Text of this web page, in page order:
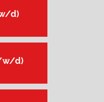
d)
w/d)